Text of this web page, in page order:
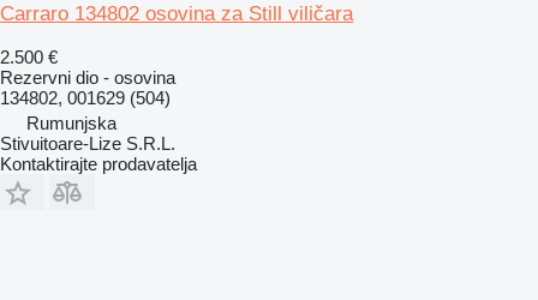
Carraro 134802 osovina za Still viličara
2.500 €
Rezervni dio - osovina
134802, 001629 (504)
Rumunjska
Stivuitoare-Lize S.R.L.
Kontaktirajte prodavatelja